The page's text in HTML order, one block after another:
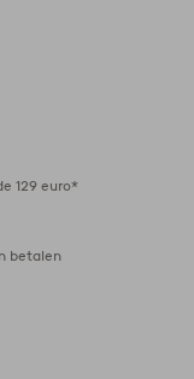
129 euro*
betalen